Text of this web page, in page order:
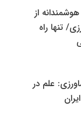
از
تنها راه
علم در